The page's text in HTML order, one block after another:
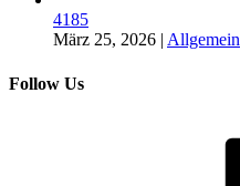
4185
März 25, 2026 | Allgemein
Follow Us